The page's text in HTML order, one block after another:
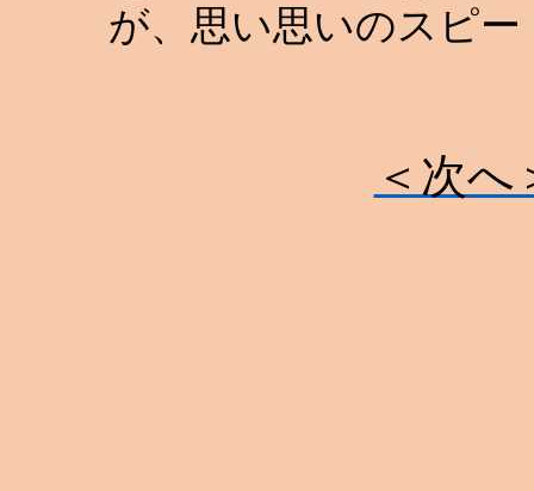
が、思い思いのスピ
＜次へ